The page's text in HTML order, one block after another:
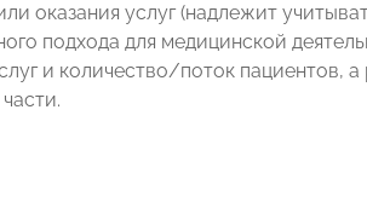
оказания услуг (надлежит
подхода для медицинской
и количество/поток пациентов,